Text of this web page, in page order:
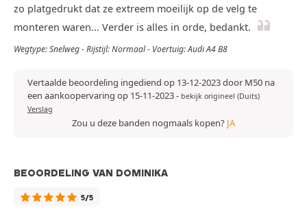
zo platgedrukt dat ze extreem moeilijk op de velg te
monteren waren... Verder is alles in orde, bedankt.
Wegtype: Snelweg - Rijstijl: Normaal - Voertuig: Audi A4 B8
Vertaalde beoordeling ingediend op 13-12-2023 door M50 na
een aankoopervaring op 15-11-2023- bekijk origineel (Duits)
Verslag
Zou u deze banden nogmaals kopen? JA
BEOORDELING VAN DOMINIKA
5/5